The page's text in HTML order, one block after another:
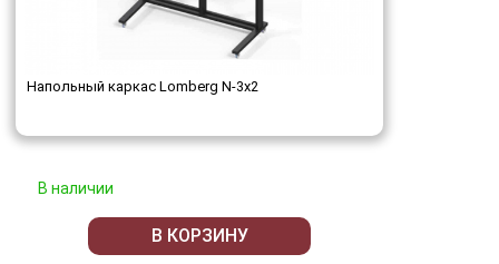
Напольный каркас Lomberg N-3х2
В наличии
В КОРЗИНУ